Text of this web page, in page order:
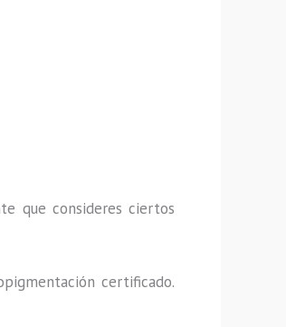
que consideres ciertos
certificado.